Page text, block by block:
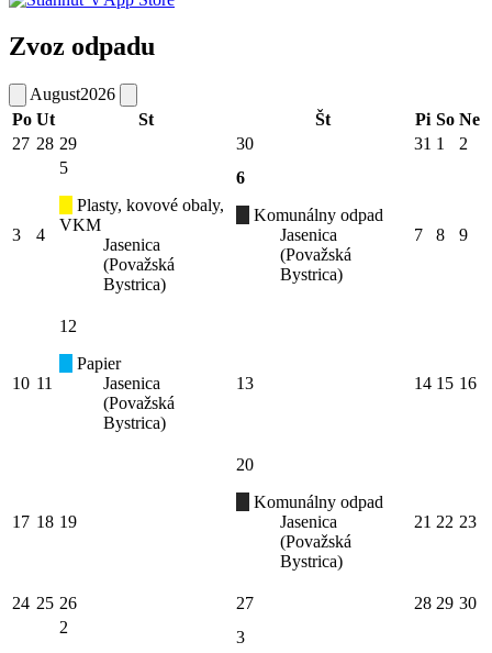
Zvoz odpadu
August2026
Po Ut St Št Pi So Ne
27 28 29 30 31 1 2
3 4
5
Plasty, kovové obaly,
VKM
Jasenica
(Považská
Bystrica)
6
Komunálny odpad
Jasenica
(Považská
Bystrica)
7 8 9
10 11
12
Papier
Jasenica
(Považská
Bystrica)
13 14 15 16
17 18 19
20
Komunálny odpad
Jasenica
(Považská
Bystrica)
21 22 23
24 25 26 27 28 29 30
2
3